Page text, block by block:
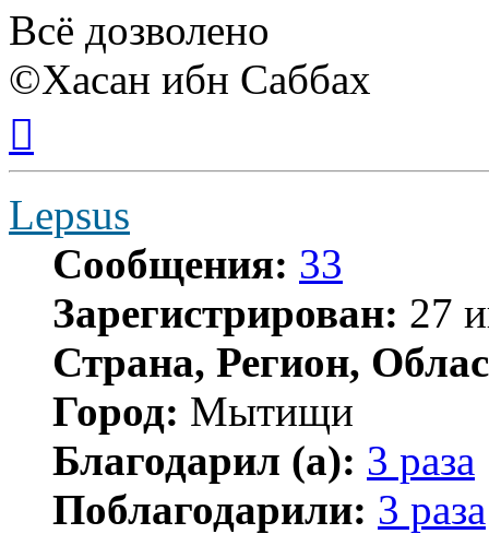
Всё дозволено
©Хасан ибн Саббах
началу
Lepsus
Сообщения: 33
Зарегистрирован: 27
Страна, Регион,
Город: Мытищи
Благодарил (а): 3 раза
Поблагодарили: 3 раза